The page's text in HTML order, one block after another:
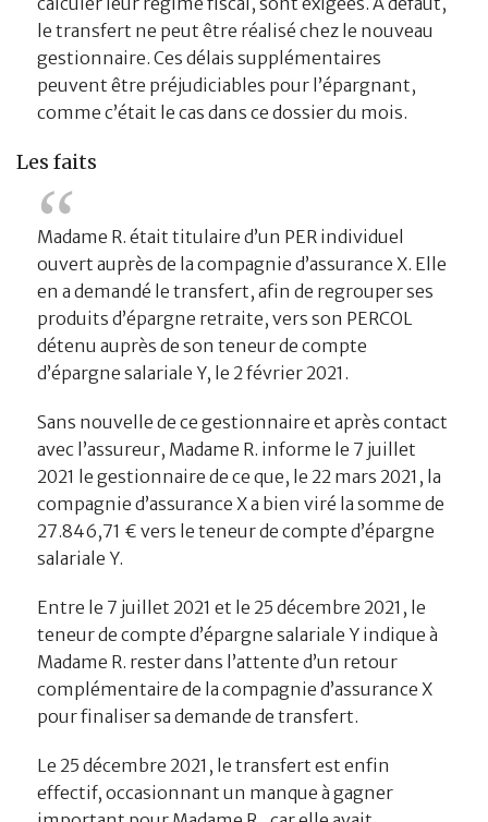
le transfert ne peut être réalisé chez le nouveau
gestionnaire. Ces délais supplémentaires
peuvent être préjudiciables pour l’épargnant,
comme c’était le cas dans ce dossier du mois.
Les faits
Madame R. était titulaire d’un PER individuel
ouvert auprès de la compagnie d’assurance X. Elle
en a demandé le transfert, afin de regrouper ses
produits d’épargne retraite, vers son PERCOL
détenu auprès de son teneur de compte
d’épargne salariale Y, le 2 février 2021.
Sans nouvelle de ce gestionnaire et après contact
avec l’assureur, Madame R. informe le 7 juillet
2021 le gestionnaire de ce que, le 22 mars 2021, la
compagnie d’assurance X a bien viré la somme de
27.846,71 € vers le teneur de compte d’épargne
salariale Y.
Entre le 7 juillet 2021 et le 25 décembre 2021, le
teneur de compte d’épargne salariale Y indique à
Madame R. rester dans l’attente d’un retour
complémentaire de la compagnie d’assurance X
pour finaliser sa demande de transfert.
Le 25 décembre 2021, le transfert est enfin
effectif, occasionnant un manque à gagner